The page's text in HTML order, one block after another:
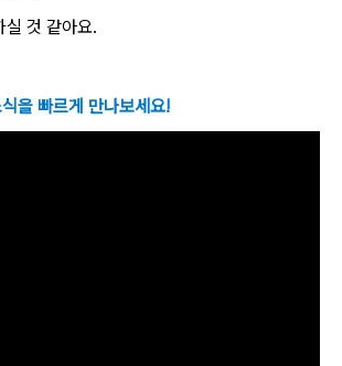
실 것 같아요.
을 빠르게 만나보세요!